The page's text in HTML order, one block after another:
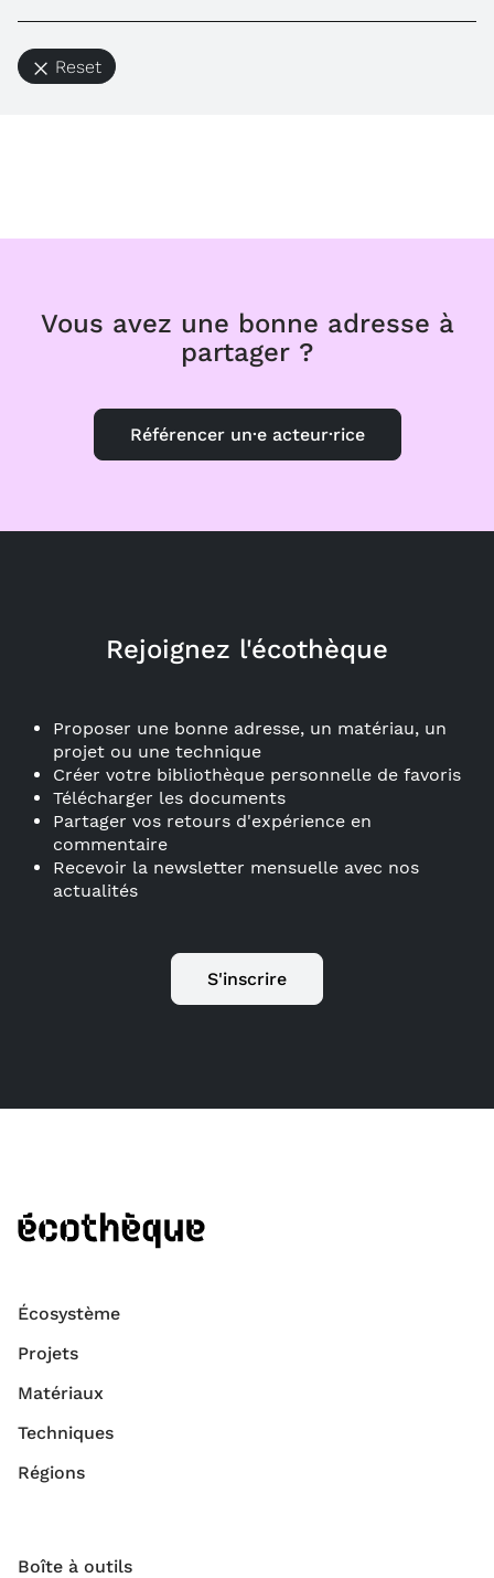
Reset
Vous avez une bonne adresse à
partager ?
Référencer un·e acteur·rice
Rejoignez l'écothèque
Proposer une bonne adresse, un matériau, un
projet ou une technique
Créer votre bibliothèque personnelle de favoris
Télécharger les documents
Partager vos retours d'expérience en
commentaire
Recevoir la newsletter mensuelle avec nos
actualités
S'inscrire
Écosystème
Projets
Matériaux
Techniques
Régions
Boîte à outils